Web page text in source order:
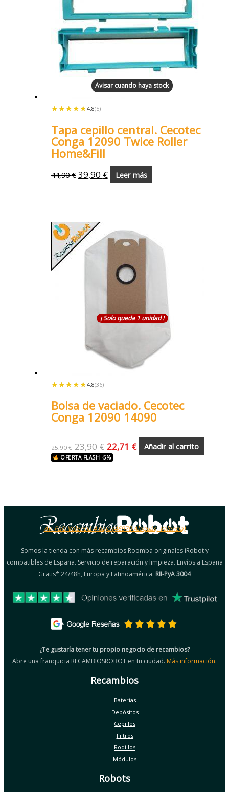
Avisar cuando haya stock
★★★★★
★★★★★ 4.8(5)
Tapa cepillo central. Cecotec
Conga 12090 Twice Roller
Home&Fill
44,90€ 39,90 € Leer más
¡ Solo queda 1 unidad !
★★★★★
★★★★★ 4.8(36)
Bolsa de vaciado. Cecotec
Conga 12090 14090
25,90€ 23,90€ 22,71 €
OFERTA FLASH -5%
Añadir al carrito
Av. País Valencià 4 bajo (46970 Alaquàs, Valencia)
Somos la tienda con más recambios Roomba originales iRobot y
compatibles de España. Servicio de reparación y limpieza. Envíos a España
Gratis* 24/48h, Europa y Latinoamérica. RII-PyA 3004
¿Te gustaría tener tu propio negocio de recambios?
Abre una franquicia RECAMBIOSROBOT en tu ciudad. Más información.
Recambios
Baterías
Depósitos
Cepillos
Filtros
Rodillos
Módulos
Robots